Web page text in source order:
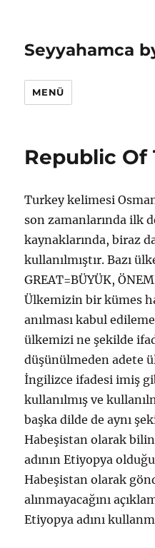
Seyyahamca
MENÜ
Republic Of
Turkey kelimesi
son zamanlarında ilk
kaynaklarında, biraz
kullanılmıştır. Bazı
GREAT=BÜYÜK,
Ülkemizin bir kümes
anılması kabul
ülkemizi ne şekilde
düşünülmeden adete
İngilizce ifadesi imiş
kullanılmış ve
başka dilde de aynı
Habeşistan olarak
adının Etiyopya
Habeşistan olarak
alınmayacağını
Etiyopya adını